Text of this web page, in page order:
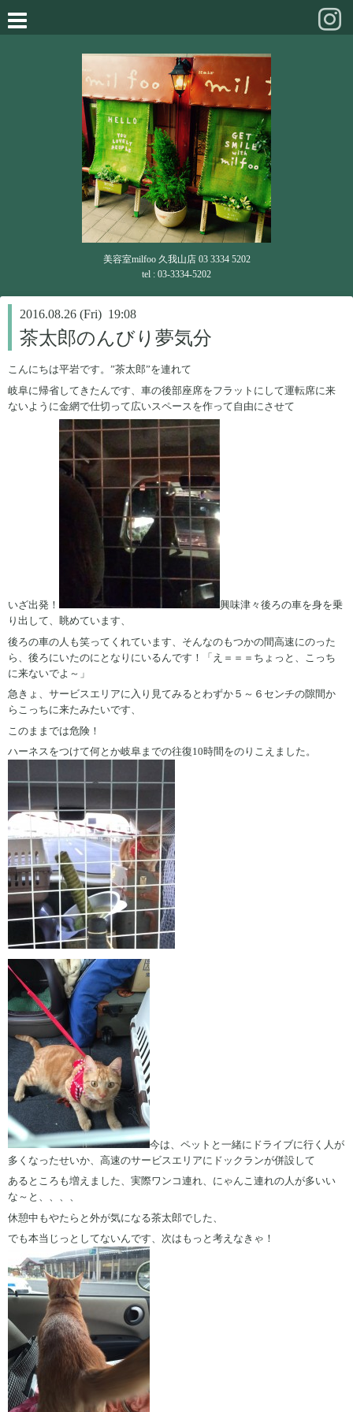
美容室milfoo 久我山店 03 3334 5202
tel : 03-3334-5202
2016.08.26 (Fri) 19:08
茶太郎のんびり夢気分
こんにちは平岩です。”茶太郎”を連れて
岐阜に帰省してきたんです、車の後部座席をフラットにして運転席に来
ないように金網で仕切って広いスペースを作って自由にさせて
いざ出発！
興味津々後ろの車を身を乗
り出して、眺めています、
後ろの車の人も笑ってくれています、そんなのもつかの間高速にのった
ら、後ろにいたのにとなりにいるんです！「え＝＝＝ちょっと、こっち
に来ないでよ～」
急きょ、サービスエリアに入り見てみるとわずか５～６センチの隙間か
らこっちに来たみたいです、
このままでは危険！
ハーネスをつけて何とか岐阜までの往復10時間をのりこえました。
今は、ペットと一緒にドライブに行く人が
多くなったせいか、高速のサービスエリアにドックランが併設して
あるところも増えました、実際ワンコ連れ、にゃんこ連れの人が多いい
な～と、、、、
休憩中もやたらと外が気になる茶太郎でした、
でも本当じっとしてないんです、次はもっと考えなきゃ！